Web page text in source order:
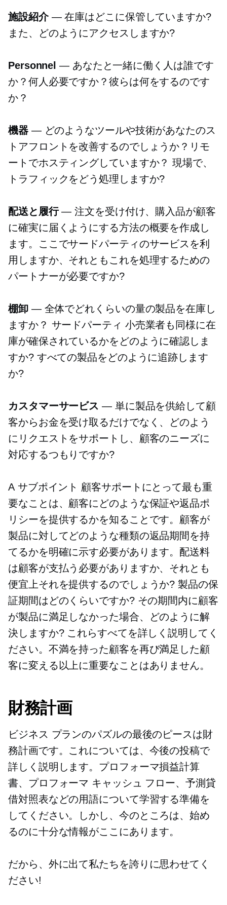
施設紹介— 在庫はどこに保管していますか?
また、どのようにアクセスしますか?
Personnel — あなたと一緒に働く人は誰です
か？何人必要ですか？彼らは何をするのです
か？
機器— どのようなツールや技術があなたのス
トアフロントを改善するのでしょうか？リモ
ートでホスティングしていますか？現場で、
トラフィックをどう処理しますか?
配送と履行— 注文を受け付け、購入品が顧客
に確実に届くようにする方法の概要を作成し
ます。ここでサードパーティのサービスを利
用しますか、それともこれを処理するための
パートナーが必要ですか?
棚卸— 全体でどれくらいの量の製品を在庫し
ますか？ サードパーティ 小売業者も同様に在
庫が確保されているかをどのように確認しま
すか? すべての製品をどのように追跡します
か?
カスタマーサービス — 単に製品を供給して顧
客からお金を受け取るだけでなく、どのよう
にリクエストをサポートし、顧客のニーズに
対応するつもりですか?
A サブポイント 顧客サポートにとって最も重
要なことは、顧客にどのような保証や返品ポ
リシーを提供するかを知ることです。顧客が
製品に対してどのような種類の返品期間を持
てるかを明確に示す必要があります。配送料
は顧客が支払う必要がありますか、それとも
便宜上それを提供するのでしょうか? 製品の保
証期間はどのくらいですか? その期間内に顧客
が製品に満足しなかった場合、どのように解
決しますか? これらすべてを詳しく説明してく
ださい。不満を持った顧客を再び満足した顧
客に変える以上に重要なことはありません。
財務計画
ビジネス プランのパズルの最後のピースは財
務計画です。これについては、今後の投稿で
詳しく説明します。プロフォーマ損益計算
書、プロフォーマ キャッシュ フロー、予測貸
借対照表などの用語について学習する準備を
してください。しかし、今のところは、始め
るのに十分な情報がここにあります。
だから、外に出て私たちを誇りに思わせてく
ださい!